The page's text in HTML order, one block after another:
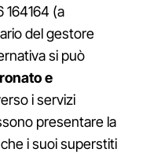
(a
del gestore
si può
e
i servizi
presentare la
i suoi superstiti